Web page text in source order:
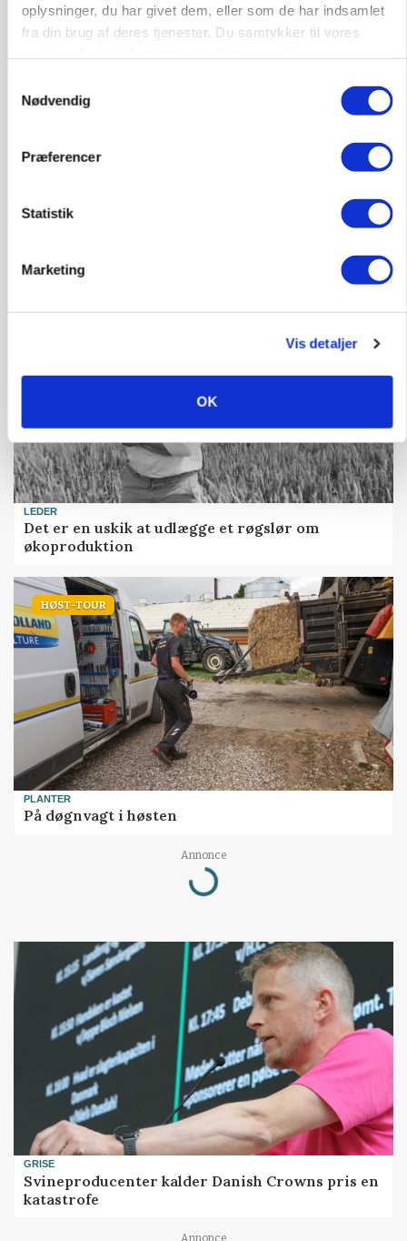
oplysninger, du har givet dem, eller som de har indsamlet
fra din brug af deres tjenester. Du samtykker til vores
Nødvendig
Præferencer
Statistik
Marketing
Vis detaljer
OK
LEDER
Det er en uskik at udlægge et røgslør om
økoproduktion
HØST-TOUR
PLANTER
På døgnvagt i høsten
Annonce
Loading...
GRISE
Svineproducenter kalder Danish Crowns pris en
katastrofe